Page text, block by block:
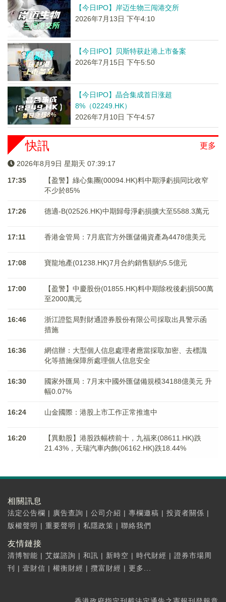
【今日IPO】岸迈生物三闯港交所
2026年7月13日 下午4:10
【今日IPO】贝斯特获赴港上市备案
2026年7月15日 下午5:50
【今日IPO】晶合集成首日涨超
8%（02249.HK）
2026年7月10日 下午4:57
更多
快訊
2026年8月9日 星期天 07:39:17
17:35
【盈警】綠心集團(00094.HK)料中期淨虧損同比收窄
不少於85%
17:26 德適-B(02526.HK)中期歸母淨虧損擴大至5588.3萬元
17:11 香港金管局：7月底官方外匯儲備資產為4478億美元
17:08 寶龍地產(01238.HK)7月合約銷售額約5.5億元
17:00
【盈警】中慶股份(01855.HK)料中期除稅後虧損500萬
至2000萬元
16:46
浙江證監局對財通證券股份有限公司採取出具警示函
措施
16:36
網信辦：大型個人信息處理者應當採取加密、去標識
化等措施保障所處理個人信息安全
16:30
國家外匯局：7月末中國外匯儲備規模34188億美元 升
幅0.07%
16:24 山金國際：港股上市工作正常推進中
16:20
【異動股】港股跌幅榜前十，九福來(08611.HK)跌
21.43%，天瑞汽車内飾(06162.HK)跌18.44%
相關訊息
法定公告欄 | 廣告查詢 | 公司介紹 | 專欄邀稿 | 投資者關係 |
版權聲明 | 重要聲明 | 私隱政策 | 聯絡我們
友情鏈接
清博智能 | 艾媒諮詢 | 和訊 | 新時空 | 時代財經 | 證券市場周
刊
| 壹財信 | 權衡財經 | 攬富財經 | 更多...